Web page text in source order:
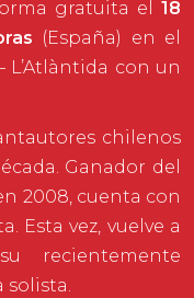
gratuita el 18
(España) en el
L’Atlàntida con un
chilenos
Ganador del
2008, cuenta con
Esta vez, vuelve a
recientemente
solista.